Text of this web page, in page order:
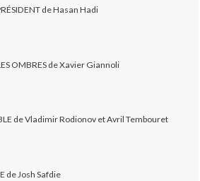
de Hasan Hadi
OMBRES de Xavier Giannoli
de Vladimir Rodionov et Avril Tembouret
de Josh Safdie